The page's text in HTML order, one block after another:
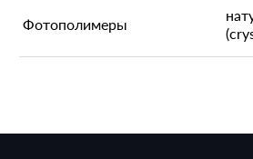
Фотополимеры